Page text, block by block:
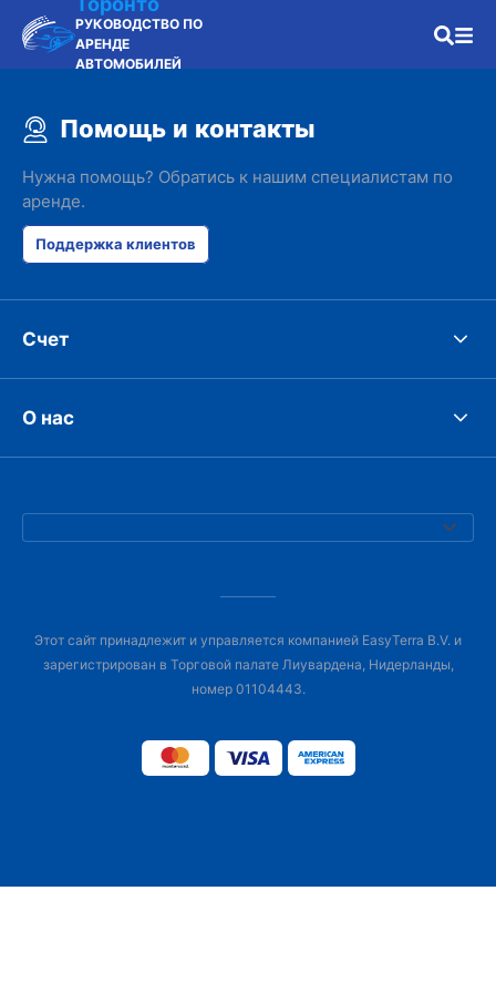
РУКОВОДСТВО ПО
АРЕНДЕ
АВТОМОБИЛЕЙ
Помощь и контакты
Нужна помощь? Обратись к нашим специалистам по
аренде.
Поддержка клиентов
Счет
О нас
Этот сайт принадлежит и управляется компанией EasyTerra B.V. и
зарегистрирован в Торговой палате Лиувардена, Нидерланды,
номер 01104443.